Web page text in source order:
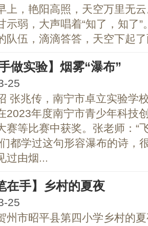
上，艳阳高照，天空万里无
示弱，大声唱着“知了，知了
队伍，滴滴答答，天空下起
手做实验】烟雾“瀑布”
25
张兆传，南宁市卓立实验学
2023年度南宁市青少年科技
赛等比赛中获奖。张老师：“
都学过这句形容瀑布的诗，
过由烟...
在手】乡村的夏夜
25
州市昭平县第四小学乡村的